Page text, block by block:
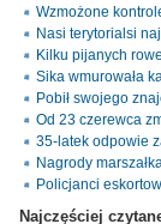
Wzmożone
Nasi terytorialsi
Kilku pijanych
Sika wmurowała
Pobił swojego
Od 23 czerewca
35-latek odpowie
Nagrody
Policjanci
Najczęściej